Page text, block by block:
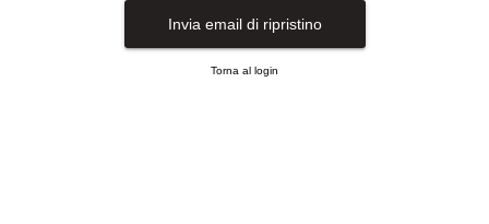
Invia email di ripristino
Torna al login